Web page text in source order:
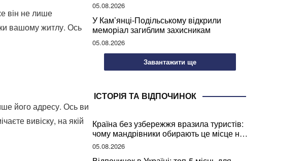
він не лише
вашому житлу. Ось
його адресу. Ось ви
вивіску, на якій
05.08.2026
У Кам’янці-Подільському відкрили
меморіал загиблим захисникам
05.08.2026
Завантажити ще
ІСТОРІЯ ТА ВІДПОЧИНОК
Країна без узбережжя вразила туристів:
чому мандрівники обирають це місце на
відпочинок
05.08.2026